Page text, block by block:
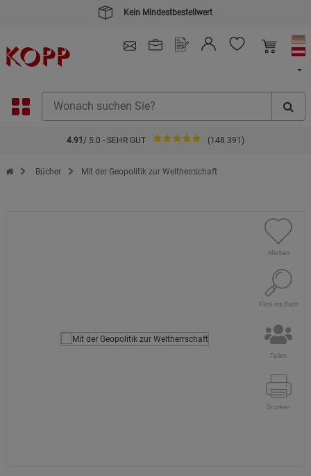
Kauf auf Rechnung
4.91 / 5.0 - SEHR GUT (148.391)
Zur Startseite des Kopp Verlag Online-Shop
Bücher Mit der Geopolitik zur Weltherrschaft
Merken
Klick ins Buch
Teilen
Drucken